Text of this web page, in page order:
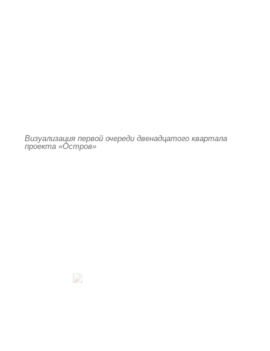
Визуализация первой очереди двенадцатого квартала
проекта «Остров»